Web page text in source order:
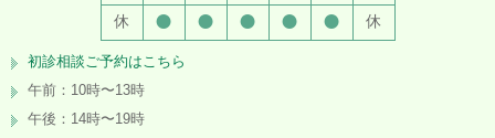
休
● ● ● ● ● 休
初診相談ご予約はこちら
午前：10時〜13時
午後：14時〜19時